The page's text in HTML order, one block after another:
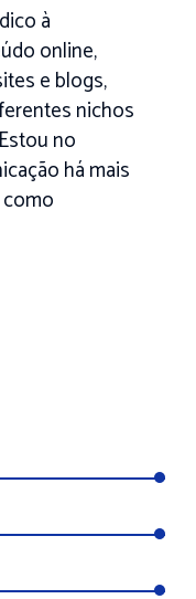
à
online,
e blogs,
nichos
no
há mais